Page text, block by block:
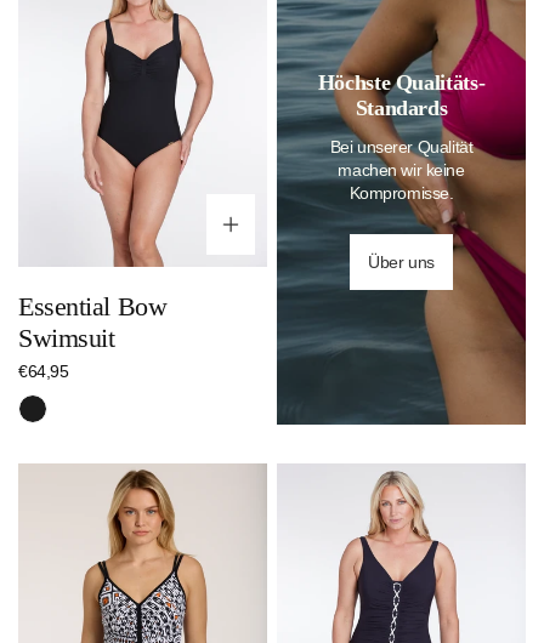
Optionen wählen
Essential Bow
Swimsuit
Regulärer
Preis
€64,95
Schwarz
Höchste Qualitäts-
Standards
Bei unserer Qualität
machen wir keine
Kompromisse.
Über uns